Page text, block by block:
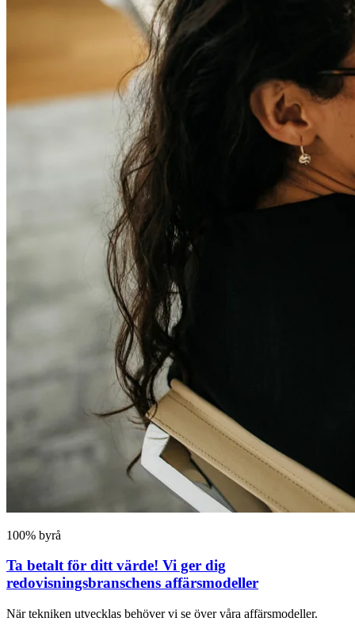
100% byrå
Ta betalt för ditt värde! Vi ger dig
redovisningsbranschens affärsmodeller
När tekniken utvecklas behöver vi se över våra affärsmodeller.